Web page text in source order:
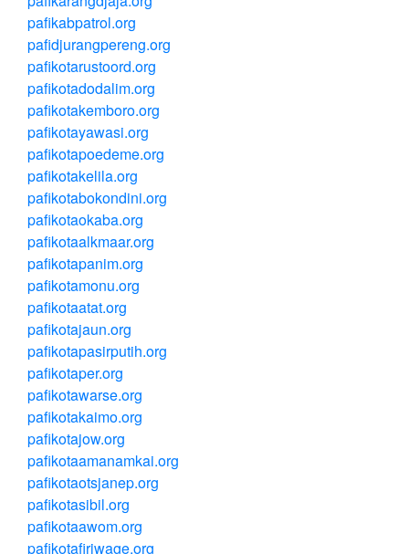
pafikabpatrol.org
pafidjurangpereng.org
pafikotarustoord.org
pafikotadodalim.org
pafikotakemboro.org
pafikotayawasi.org
pafikotapoedeme.org
pafikotakelila.org
pafikotabokondini.org
pafikotaokaba.org
pafikotaalkmaar.org
pafikotapanim.org
pafikotamonu.org
pafikotaatat.org
pafikotajaun.org
pafikotapasirputih.org
pafikotaper.org
pafikotawarse.org
pafikotakaimo.org
pafikotajow.org
pafikotaamanamkai.org
pafikotaotsjanep.org
pafikotasibil.org
pafikotaawom.org
pafikotafiriwage.org